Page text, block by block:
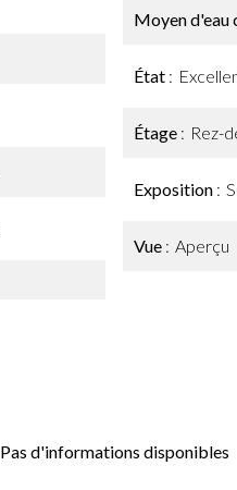
Moyen d'eau
État
Étage Rez-
Exposition
Vue Aperçu
Pas d'informations disponibles